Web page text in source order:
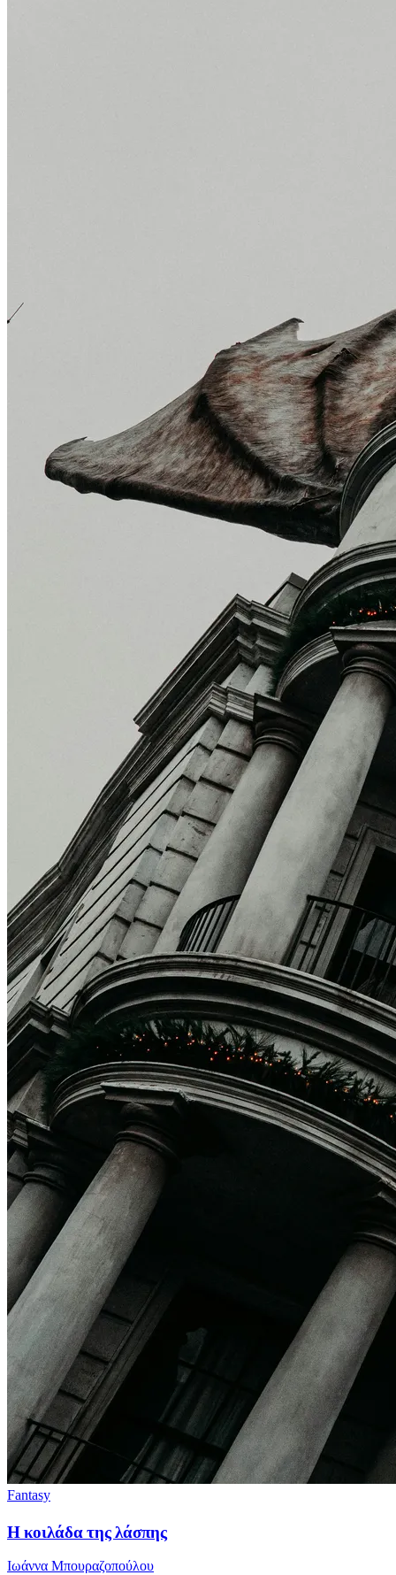
Fantasy
Η κοιλάδα της λάσπης
Ιωάννα Μπουραζοπούλου